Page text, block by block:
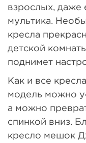
взрослых, даже
мультика.
кресла
детской
поднимет
Как и все
модель можно
а можно
спинкой вниз.
кресло мешок